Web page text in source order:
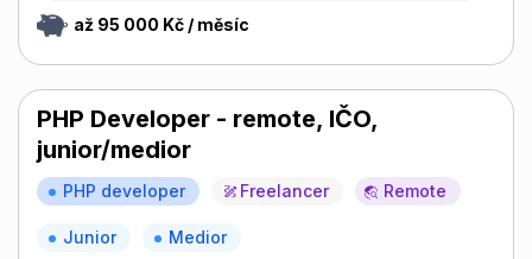
až 95 000 Kč / měsíc
PHP Developer - remote, IČO,
junior/medior
PHP developer Freelancer Remote
Junior Medior